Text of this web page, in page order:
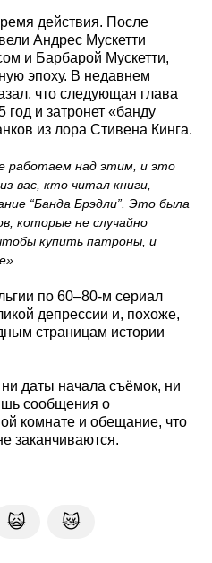
действия. После
Андрес Мускетти
и Барбарой Мускетти,
эпоху. В недавнем
что следующая глава
год и затронет «банду
из лора Стивена Кинга.
работаем над этим, и это
вас, кто читал книги,
“Банда Брэдли”. Это была
которые не случайно
купить патроны, и
по 60–80‑м сериал
депрессии и, похоже,
страницам истории
даты начала съёмок, ни
сообщения о
комнате и обещание, что
заканчиваются.
🙀 😿